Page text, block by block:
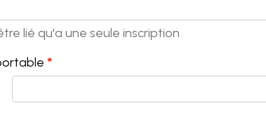
lié qu'a une seule inscription